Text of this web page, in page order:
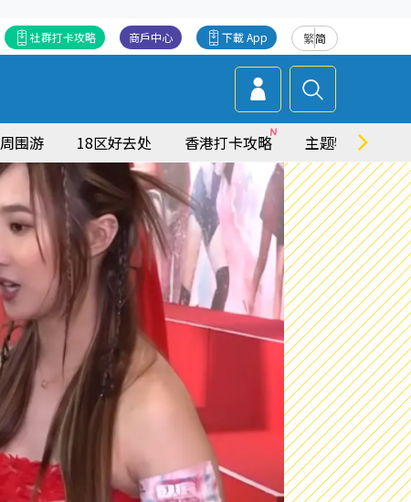
繁简
下載 App
商戶中心
社群打卡攻略
周围游 18区好去处 香港打卡攻略 主题特集